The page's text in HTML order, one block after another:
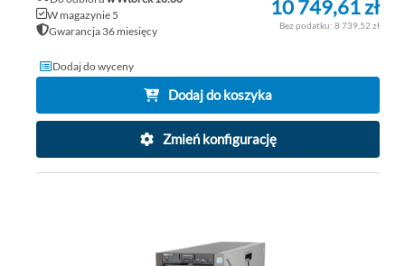
W magazynie 5
Gwarancja 36 miesięcy
10 749,61 zł
8 739,52 zł
Dodaj do wyceny
Dodaj do koszyka
Zmień konfigurację